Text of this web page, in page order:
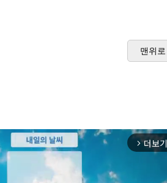
맨위로
arrow_forward_ios 더보기